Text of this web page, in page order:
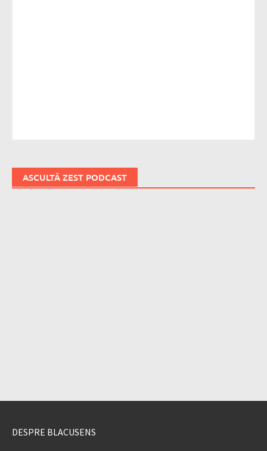
ASCULTĂ ZEST PODCAST
DESPRE BLACUSENS